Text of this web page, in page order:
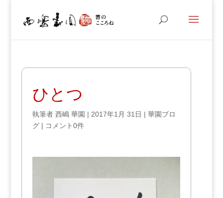
ひとつ
執筆者 西嶋 華園 | 2017年1月 31日 | 華園ブロ
グ| コメント0件